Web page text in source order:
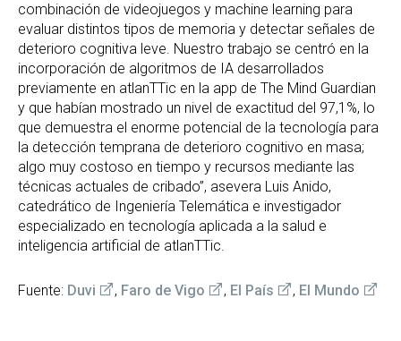
combinación de videojuegos y machine learning para
evaluar distintos tipos de memoria y detectar señales de
deterioro cognitiva leve. Nuestro trabajo se centró en la
incorporación de algoritmos de IA desarrollados
previamente en atlanTTic en la app de The Mind Guardian
y que habían mostrado un nivel de exactitud del 97,1%, lo
que demuestra el enorme potencial de la tecnología para
la detección temprana de deterioro cognitivo en masa;
algo muy costoso en tiempo y recursos mediante las
técnicas actuales de cribado”, asevera Luis Anido,
catedrático de Ingeniería Telemática e investigador
especializado en tecnología aplicada a la salud e
inteligencia artificial de atlanTTic.
Fuente: Duvi , Faro de Vigo , El País , El Mundo